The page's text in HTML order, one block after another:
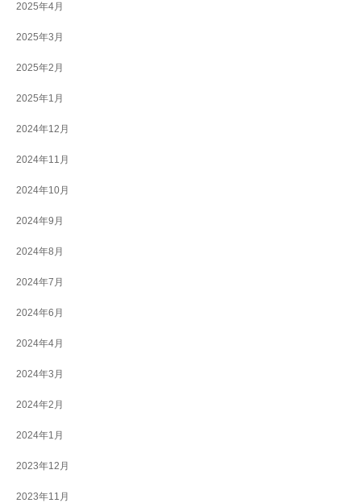
2025年4月
2025年3月
2025年2月
2025年1月
2024年12月
2024年11月
2024年10月
2024年9月
2024年8月
2024年7月
2024年6月
2024年4月
2024年3月
2024年2月
2024年1月
2023年12月
2023年11月